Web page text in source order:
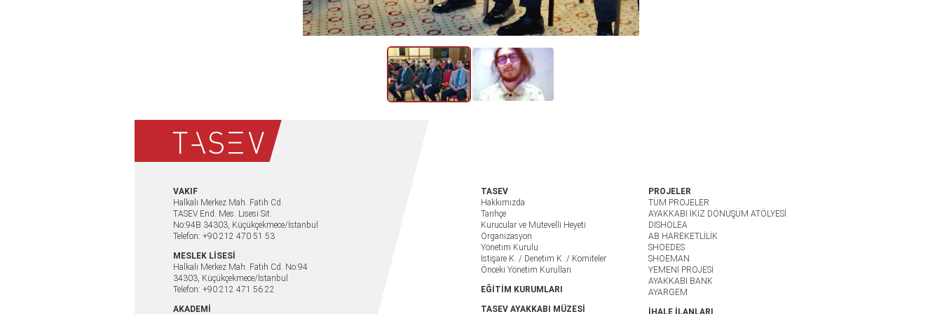
VAKIF
Halkalı Merkez Mah. Fatih Cd.
TASEV End. Mes. Lisesi Sit.
No:94B 34303, Küçükçekmece/İstanbul
Telefon: +90 212 470 51 53
MESLEK LİSESİ
Halkalı Merkez Mah. Fatih Cd. No:94
34303, Küçükçekmece/İstanbul
Telefon: +90 212 471 56 22
AKADEMİ
TASEV
Hakkımızda
Tarihçe
Kurucular ve Mütevelli Heyeti
Organizasyon
Yönetim Kurulu
İstişare K. / Denetim K. / Komiteler
Önceki Yönetim Kurulları
EĞİTİM KURUMLARI
TASEV AYAKKABI MÜZESİ
PROJELER
TÜM PROJELER
AYAKKABI İKİZ DÖNÜŞÜM ATÖLYESİ
DISHOLEA
AB HAREKETLİLİK
SHOEDES
SHOEMAN
YEMENİ PROJESİ
AYAKKABI BANK
AYARGEM
İHALE İLANLARI